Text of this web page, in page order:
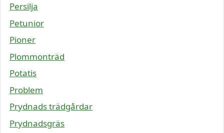
Persilja
Petunior
Pioner
Plommonträd
Potatis
Problem
Prydnads trädgårdar
Prydnadsgräs